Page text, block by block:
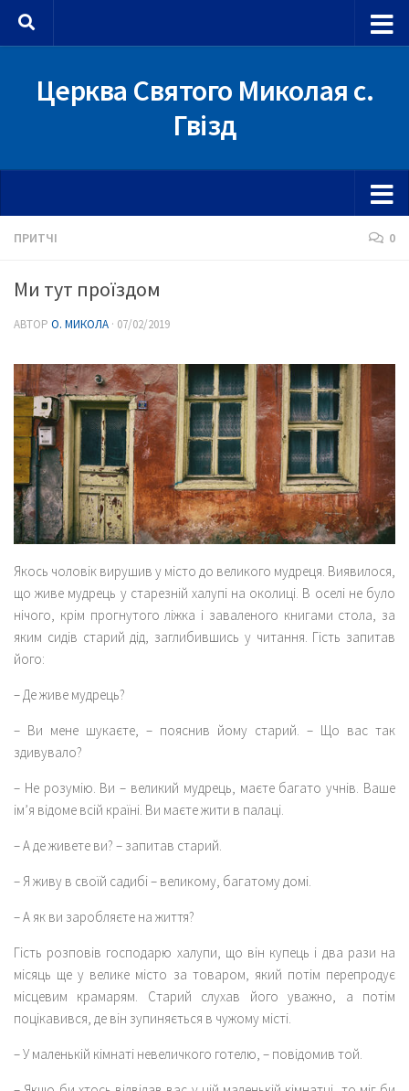
Skip to content
Церква Святого Миколая с.
Гвізд
ПРИТЧІ 0
Ми тут проїздом
АВТОР О. МИКОЛА · 07/02/2019
Якось чоловік вирушив у місто до великого мудреця. Виявилося,
що живе мудрець у старезній халупі на околиці. В оселі не було
нічого, крім прогнутого ліжка і заваленого книгами стола, за
яким сидів старий дід, заглибившись у читання. Гість запитав
його:
– Де живе мудрець?
– Ви мене шукаєте, – пояснив йому старий. – Що вас так
здивувало?
– Не розумію. Ви – великий мудрець, маєте багато учнів. Ваше
ім’я відоме всій країні. Ви маєте жити в палаці.
– А де живете ви? – запитав старий.
– Я живу в своїй садибі – великому, багатому домі.
– А як ви заробляєте на життя?
Гість розповів господарю халупи, що він купець і два рази на
місяць ще у велике місто за товаром, який потім перепродує
місцевим крамарям. Старий слухав його уважно, а потім
поцікавився, де він зупиняється в чужому місті.
– У маленькій кімнаті невеличкого готелю, – повідомив той.